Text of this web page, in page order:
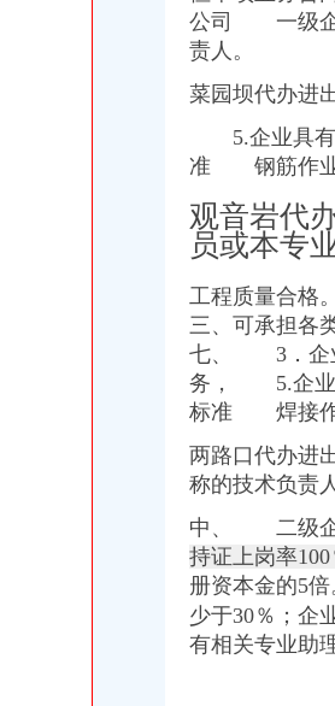
中心_大坪生活配送服务公司
非红檀原木进口流程-东莞市鸿泽进出口
有公司可以代办进出口权-广州58同城
产品_东莞市聚海进出口报关有限公司
】,进口报关价格/批发报价/生产厂家/参
口代理|旧机器进口清关流程|手续|通关巨升
口公司注册流程_进出口公司注册代理】-
专业代理公司告诉您-商务-十堰网
第三次临时股东大会会议资料-[中财网]
司重庆分公司-大信国际物流（上海）有
於预计2015年日常关联交易公告
中区海事海商律师在线免费咨询_华律网
大套房_重庆渝中区大坪短租房_游天下
公司 一级
责人。
菜园坝代办进
5.企业具有
准 钢筋作业
观音岩代
员或本专
工程质量合
三、可承担各
七、 3．企业
务， 5.企业
标准 焊接作
两路口代办进
称的技术负责
中、 二级
持证上岗率
册资本金的5倍
少于30％；企
有相关专业助